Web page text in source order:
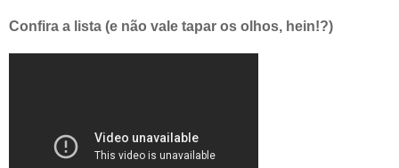
Confira a lista (e não vale tapar os olhos, hein!?)